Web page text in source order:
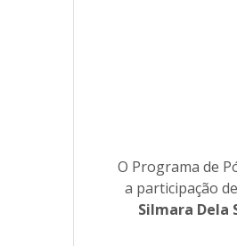
O Programa de
a participação
Silmara Dela